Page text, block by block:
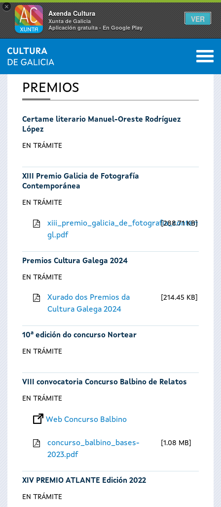
×
Axenda Cultura
Xunta de Galicia
Aplicación gratuíta - En Google Play
VER
Vostede
está
aquí
INICIO 0
PREMIOS
Certame literario Manuel-Oreste Rodríguez
López
EN TRÁMITE
XIII Premio Galicia de Fotografía
Contemporánea
EN TRÁMITE
gl.pdf
288.71 KB
Premios Cultura Galega 2024
EN TRÁMITE
Xurado dos Premios da
Cultura Galega 2024
214.45 KB
10ª edición do concurso Nortear
EN TRÁMITE
VIII convocatoria Concurso Balbino de Relatos
EN TRÁMITE
Web Concurso Balbino
concurso_balbino_bases-
2023.pdf
1.08 MB
XIV PREMIO ATLANTE Edición 2022
EN TRÁMITE